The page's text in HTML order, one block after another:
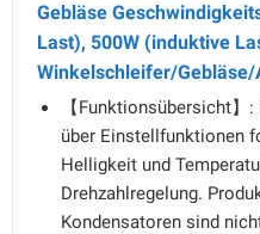
Gebläse
Last), 500W (induktive
Winkelschleifer/
【Funktionsübersicht】
über Einstellfunktionen
Helligkeit und
Drehzahlregelung.
Kondensatoren sind